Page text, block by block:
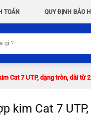
TOÁN QUY ĐỊNH BẢO
Cat 7 UTP, dạng tròn, dài từ
kim Cat 7